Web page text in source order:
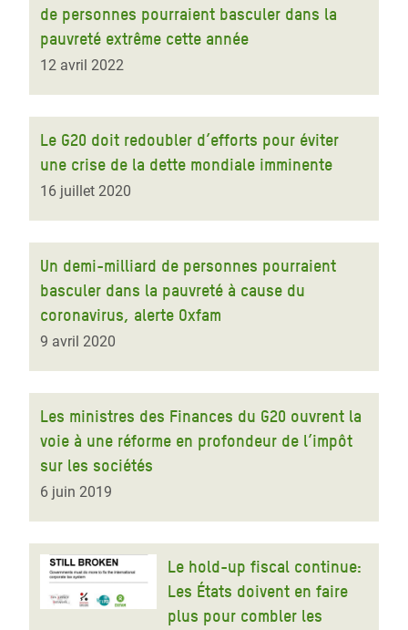
de personnes pourraient basculer dans la
pauvreté extrême cette année
12 avril 2022
Le G20 doit redoubler d’efforts pour éviter
une crise de la dette mondiale imminente
16 juillet 2020
Un demi-milliard de personnes pourraient
basculer dans la pauvreté à cause du
coronavirus, alerte Oxfam
9 avril 2020
Les ministres des Finances du G20 ouvrent la
voie à une réforme en profondeur de l’impôt
sur les sociétés
6 juin 2019
Le hold-up fiscal continue:
Les États doivent en faire
plus pour combler les